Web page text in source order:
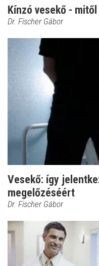
Kínzó vesekő -
Dr. Fischer Gábor
Vesekő: így
megelőzéséért
Dr. Fischer Gábor